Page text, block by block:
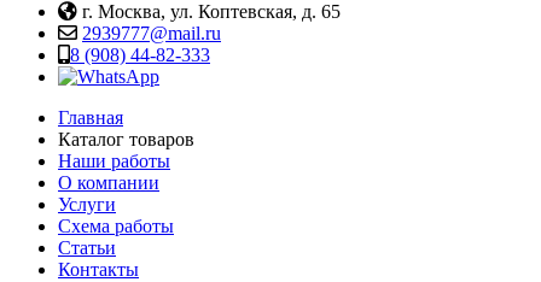
г. Москва, ул. Коптевская, д. 65
2939777@mail.ru
8 (908) 44-82-333
Главная
Каталог товаров
Наши работы
О компании
Услуги
Схема работы
Статьи
Контакты